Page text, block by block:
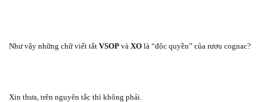
Như vậy những chữ viết tắt VSOP và XO là “độc quyền” của rượu cognac?
Xin thưa, trên nguyên tắc thì không phải.